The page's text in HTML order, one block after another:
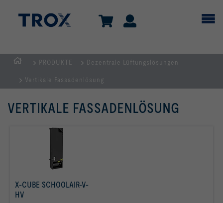
PRODUKTE Dezentrale Lüftungslösungen
Vertikale Fassadenlösung
VERTIKALE FASSADENLÖSUNG
X-CUBE SCHOOLAIR-V-
HV